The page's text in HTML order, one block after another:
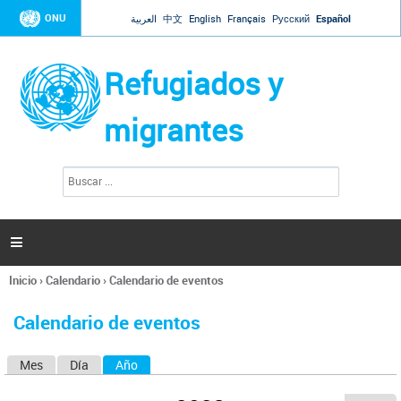
Jump to navigation
ONU العربية 中文 English Français Русский Español
Refugiados y
migrantes
l
s

Se
usted
Inicio›Calendario›Calendario de eventos
Calendario de eventos
Mes Día Año